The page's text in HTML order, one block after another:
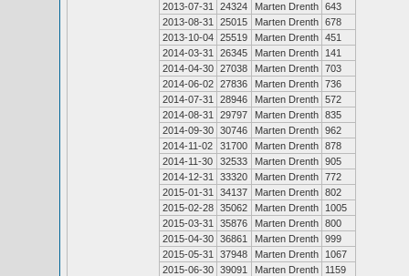
2013-07-31
24324 Marten Drenth 643
2013-08-31
25015 Marten Drenth 678
2013-10-04 25519 Marten Drenth 451
2014-03-31
26345 Marten Drenth
141
2014-04-30 27038 Marten Drenth 703
2014-06-02 27836 Marten Drenth 736
2014-07-31
28946 Marten Drenth 572
2014-08-31
29797 Marten Drenth 835
2014-09-30 30746 Marten Drenth 962
2014-11-02
31700 Marten Drenth 878
2014-11-30
32533 Marten Drenth 905
2014-12-31
33320 Marten Drenth 772
2015-01-31
34137 Marten Drenth 802
2015-02-28 35062 Marten Drenth
1005
2015-03-31
35876 Marten Drenth 800
2015-04-30 36861 Marten Drenth 999
2015-05-31
37948 Marten Drenth
1067
2015-06-30 39091 Marten Drenth
1159